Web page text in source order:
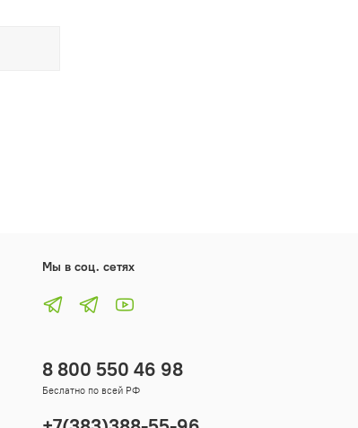
Мы в соц. сетях
8 800 550 46 98
Беслатно по всей РФ